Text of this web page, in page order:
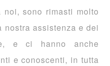
sono rimasti molto
assistenza e dei
e ci hanno anche
e conoscenti, in tutta